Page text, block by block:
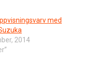
med
2014